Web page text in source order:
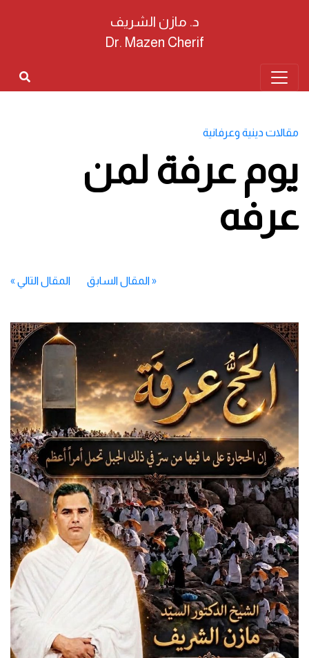
د. مازن الشريف
Dr. Mazen Cherif
مقالات دينية وعرفانية
يوم عرفة لمن
عرفه
«المقال السابق المقال التالي »